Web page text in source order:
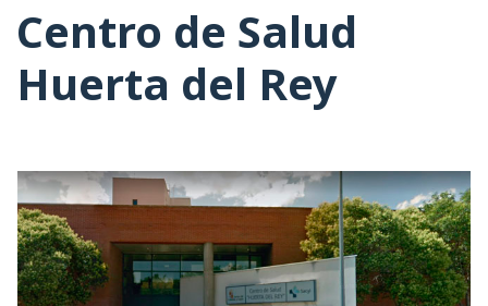
Centro de Salud
Huerta del Rey